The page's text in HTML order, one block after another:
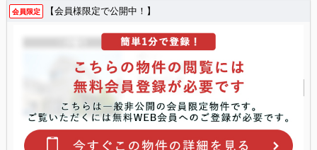
会員限定 【会員様限定で公開中！】